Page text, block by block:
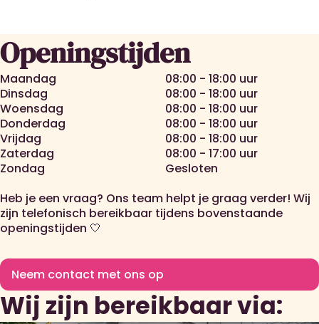
Openingstijden
Maandag
Dinsdag
Woensdag
Donderdag
Vrijdag
Zaterdag
Zondag
08:00 - 18:00 uur
08:00 - 18:00 uur
08:00 - 18:00 uur
08:00 - 18:00 uur
08:00 - 18:00 uur
08:00 - 17:00 uur
Gesloten
Heb je een vraag? Ons team helpt je graag verder! Wij
zijn telefonisch bereikbaar tijdens bovenstaande
openingstijden 🤍
Neem contact met ons op
Wij zijn bereikbaar via: